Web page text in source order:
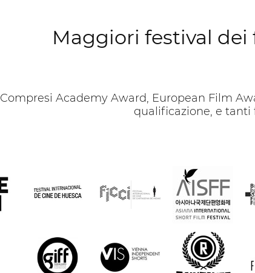
Maggiori festival
Compresi Academy Award, European Film
qualificazione, e tanti